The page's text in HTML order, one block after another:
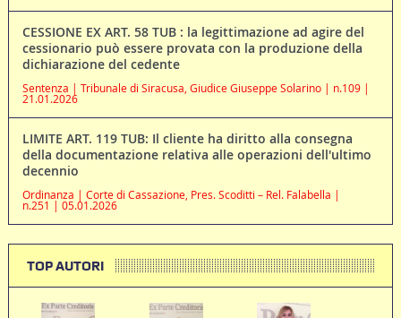
CESSIONE EX ART. 58 TUB : la legittimazione ad agire del
cessionario può essere provata con la produzione della
dichiarazione del cedente
Sentenza | Tribunale di Siracusa, Giudice Giuseppe Solarino | n.109 |
21.01.2026
LIMITE ART. 119 TUB: Il cliente ha diritto alla consegna
della documentazione relativa alle operazioni dell'ultimo
decennio
Ordinanza | Corte di Cassazione, Pres. Scoditti – Rel. Falabella |
n.251 | 05.01.2026
TOP AUTORI